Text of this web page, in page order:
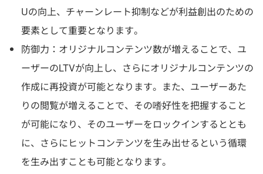
Uの向上、チャーンレート抑制などが利益創出のための
要素として重要となります。
防御力：オリジナルコンテンツ数が増えることで、ユ
ーザーのLTVが向上し、さらにオリジナルコンテンツの
作成に再投資が可能となります。また、ユーザーあた
りの閲覧が増えることで、その嗜好性を把握すること
が可能になり、そのユーザーをロックインするととも
に、さらにヒットコンテンツを生み出せるという循環
を生み出すことも可能となります。